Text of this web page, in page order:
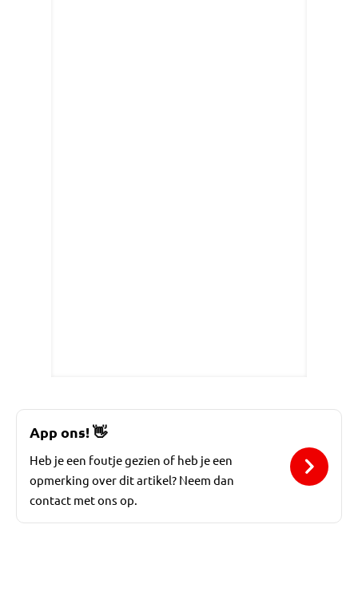
App ons!👋
Heb je een foutje gezien of heb je een
opmerking over dit artikel? Neem dan
contact met ons op.